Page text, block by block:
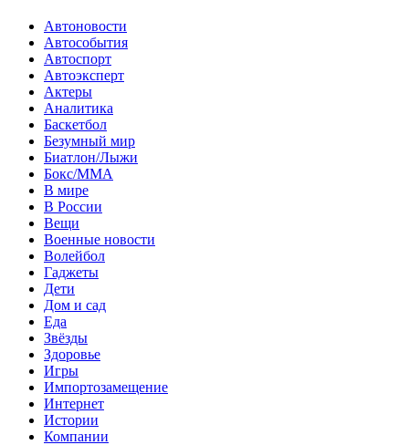
Автоновости
Автособытия
Автоспорт
Автоэксперт
Актеры
Аналитика
Баскетбол
Безумный мир
Биатлон/Лыжи
Бокс/MMA
В мире
В России
Вещи
Военные новости
Волейбол
Гаджеты
Дети
Дом и сад
Еда
Звёзды
Здоровье
Игры
Импортозамещение
Интернет
Истории
Компании